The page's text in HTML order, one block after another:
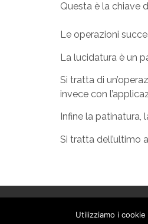
Questa è la chiave
Le operazioni
La lucidatura è un
Si tratta di
invece con
Infine la
Si tratta dell’ultimo
Utilizziamo i